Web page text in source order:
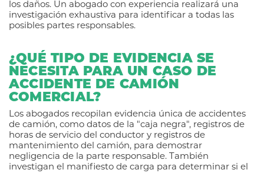
los daños. Un abogado con experiencia realizará una
investigación exhaustiva para identificar a todas las
posibles partes responsables.
¿QUÉ TIPO DE EVIDENCIA SE
NECESITA PARA UN CASO DE
ACCIDENTE DE CAMIÓN
COMERCIAL?
Los abogados recopilan evidencia única de accidentes
de camión, como datos de la "caja negra", registros de
horas de servicio del conductor y registros de
mantenimiento del camión, para demostrar
negligencia de la parte responsable. También
investigan el manifiesto de carga para determinar si el